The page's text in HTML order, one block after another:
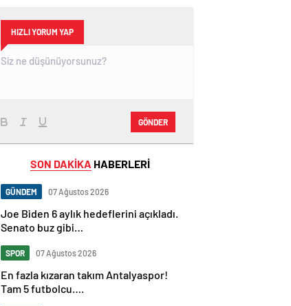
HIZLI YORUM YAP
GÖNDER
SON DAKİKA HABERLERİ
GÜNDEM 07 Ağustos 2026
Joe Biden 6 aylık hedeflerini açıkladı.
Senato buz gibi…
SPOR 07 Ağustos 2026
En fazla kızaran takım Antalyaspor!
Tam 5 futbolcu….